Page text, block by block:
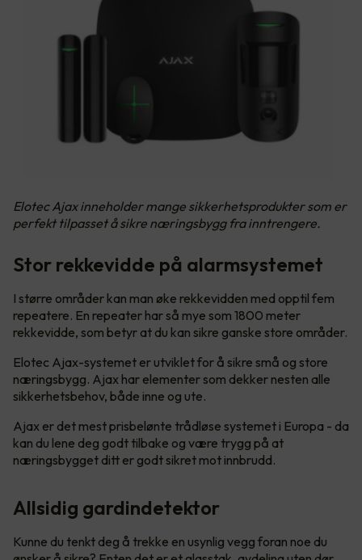
Elotec Ajax inneholder mange sikkerhetsprodukter som er
perfekt tilpasset å sikre næringsbygg fra inntrengere.
Stor rekkevidde på alarmsystemet
I større områder kan man øke rekkevidden med opptil fem
repeatere. En repeater har så mye som 1800 meter
rekkevidde, som betyr at du kan sikre ganske store områder.
Elotec Ajax-systemet er utviklet for å sikre små og store
næringsbygg. Ajax har elementer som dekker nesten alle
sikkerhetsbehov, både inne og ute.
Ajax er det mest prisbelønte trådløse systemet i Europa - da
kan du lene deg godt tilbake og være trygg på at
næringsbygget ditt er godt sikret mot innbrudd.
Allsidig gardindetektor
Kunne du tenkt deg å trekke en usynlig vegg foran noe du